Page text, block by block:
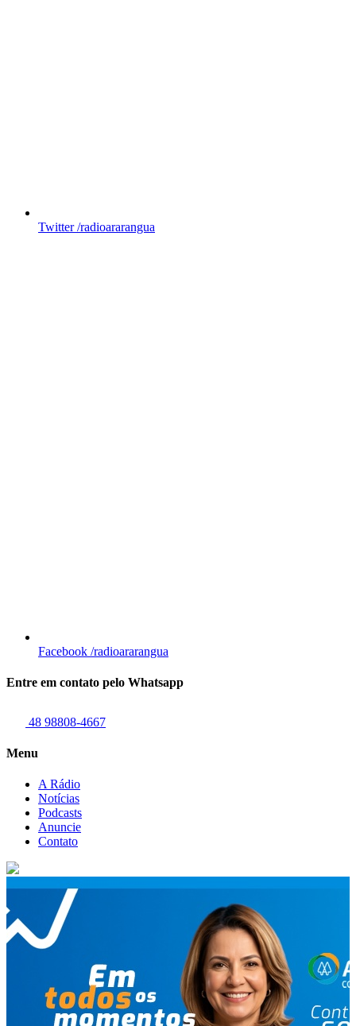
Twitter /radioararangua
Facebook /radioararangua
Entre em contato pelo Whatsapp
48 98808-4667
Menu
A Rádio
Notícias
Podcasts
Anuncie
Contato